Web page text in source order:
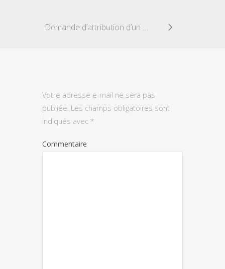
Demande d’attribution d’un HLM
Votre adresse e-mail ne sera pas
publiée. Les champs obligatoires sont
indiqués avec *
Commentaire